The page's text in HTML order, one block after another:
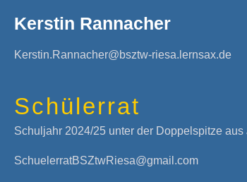
Kerstin Rannacher
Kerstin.Rannacher@bsztw-riesa.lernsax.de
Schülerrat
Schuljahr 2024/25 unter der Doppelspitze
SchuelerratBSZtwRiesa@gmail.com